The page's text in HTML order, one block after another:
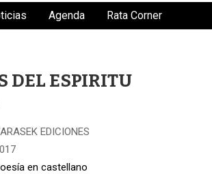
Agenda Rata Corner
DEL ESPIRITU
EDICIONES
en castellano